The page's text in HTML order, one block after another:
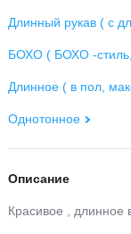
Длинный рукав ( с
БОХО ( БОХО -
Длинное ( в пол,
Однотонное
Описание
Красивое , длинное